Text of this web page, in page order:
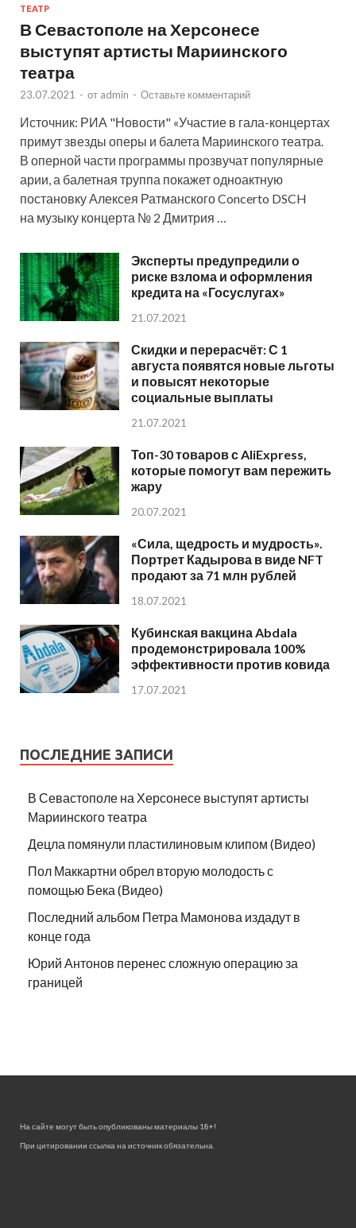
ТЕАТР
В Севастополе на Херсонесе
выступят артисты Мариинского
театра
23.07.2021 - от admin - Оставьте комментарий
Источник: РИА "Новости" «Участие в гала-концертах
примут звезды оперы и балета Мариинского театра.
В оперной части программы прозвучат популярные
арии, а балетная труппа покажет одноактную
постановку Алексея Ратманского Concerto DSCH
на музыку концерта № 2 Дмитрия …
Эксперты предупредили о
риске взлома и оформления
кредита на «Госуслугах»
21.07.2021
Скидки и перерасчёт: С 1
августа появятся новые льготы
и повысят некоторые
социальные выплаты
21.07.2021
Топ-30 товаров с AliExpress,
которые помогут вам пережить
жару
20.07.2021
«Сила, щедрость и мудрость».
Портрет Кадырова в виде NFT
продают за 71 млн рублей
18.07.2021
Кубинская вакцина Abdala
продемонстрировала 100%
эффективности против ковида
17.07.2021
ПОСЛЕДНИЕ ЗАПИСИ
В Севастополе на Херсонесе выступят артисты
Мариинского театра
Децла помянули пластилиновым клипом (Видео)
Пол Маккартни обрел вторую молодость с
помощью Бека (Видео)
Последний альбом Петра Мамонова издадут в
конце года
Юрий Антонов перенес сложную операцию за
границей
На сайте могут быть опубликованы материалы 18+!
При цитировании ссылка на источник обязательна.